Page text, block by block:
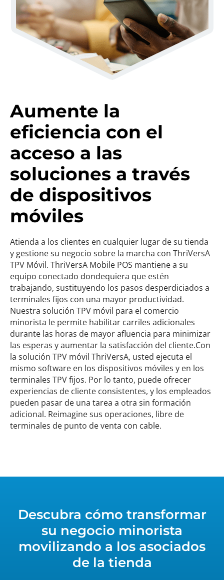
Aumente la
eficiencia con el
acceso a las
soluciones a través
de dispositivos
móviles
Atienda a los clientes en cualquier lugar de su tienda
y gestione su negocio sobre la marcha con ThriVersA
TPV Móvil. ThriVersA Mobile POS mantiene a su
equipo conectado dondequiera que estén
trabajando, sustituyendo los pasos desperdiciados a
terminales fijos con una mayor productividad.
Nuestra solución TPV móvil para el comercio
minorista le permite habilitar carriles adicionales
durante las horas de mayor afluencia para minimizar
las esperas y aumentar la satisfacción del cliente.Con
la solución TPV móvil ThriVersA, usted ejecuta el
mismo software en los dispositivos móviles y en los
terminales TPV fijos. Por lo tanto, puede ofrecer
experiencias de cliente consistentes, y los empleados
pueden pasar de una tarea a otra sin formación
adicional. Reimagine sus operaciones, libre de
terminales de punto de venta con cable.
Descubra cómo transformar
su negocio minorista
movilizando a los asociados
de la tienda